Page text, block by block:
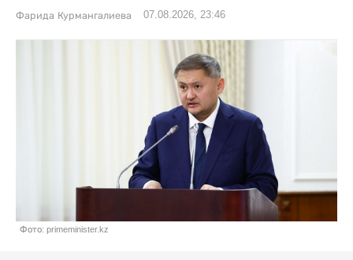
Фарида Курмангалиева 07.08.2026, 23:46
Фото: primeminister.kz